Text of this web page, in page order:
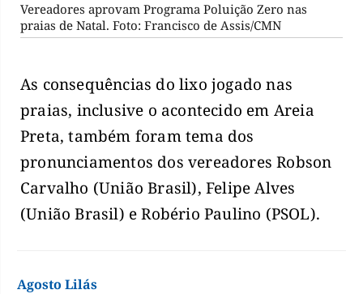
Vereadores aprovam Programa Poluição Zero nas
praias de Natal. Foto: Francisco de Assis/CMN
As consequências do lixo jogado nas
praias, inclusive o acontecido em Areia
Preta, também foram tema dos
pronunciamentos dos vereadores Robson
Carvalho (União Brasil), Felipe Alves
(União Brasil) e Robério Paulino (PSOL).
Agosto Lilás